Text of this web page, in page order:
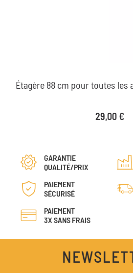
Étagère 88 cm pour toutes les
Prix
29,00 €
GARANTIE
QUALITÉ/PRIX
PAIEMENT
SÉCURISÉ
PAIEMENT
3X SANS FRAIS